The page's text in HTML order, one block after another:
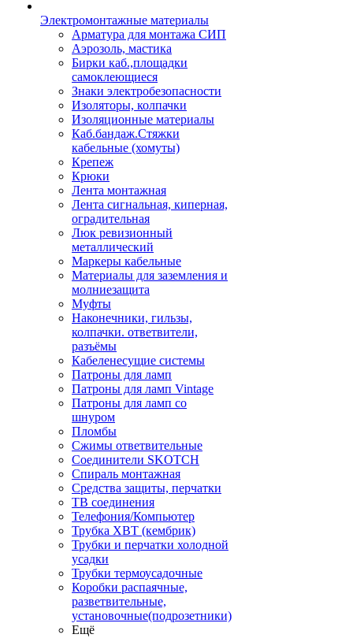
Электромонтажные материалы
Арматура для монтажа СИП
Аэрозоль, мастика
Бирки каб.,площадки
самоклеющиеся
Знаки электробезопасности
Изоляторы, колпачки
Изоляционные материалы
Каб.бандаж.Стяжки
кабельные (хомуты)
Крепеж
Крюки
Лента монтажная
Лента сигнальная, киперная,
оградительная
Люк ревизионный
металлический
Маркеры кабельные
Материалы для заземления и
молниезащита
Муфты
Наконечники, гильзы,
колпачки. ответвители,
разъёмы
Кабеленесущие системы
Патроны для ламп
Патроны для ламп Vintage
Патроны для ламп со
шнуром
Пломбы
Сжимы ответвительные
Соединители SKOTCH
Спираль монтажная
Средства защиты, перчатки
ТВ соединения
Телефония/Компьютер
Трубка ХВТ (кембрик)
Трубки и перчатки холодной
усадки
Трубки термоусадочные
Коробки распаячные,
разветвительные,
установочные(подрозетники)
Ещё